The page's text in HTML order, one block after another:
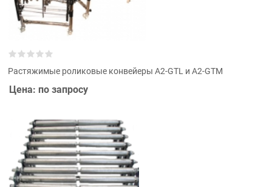
Растяжимые роликовые конвейеры A2-GTL и A2-GTM
Цена: по запросу